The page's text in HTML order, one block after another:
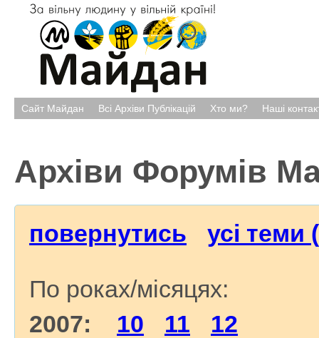
Сайт Майдан Всі Архіви Публікацій Хто ми? Наші
Архіви Форумів
повернутись усі теми
По роках/місяцях:
2007: 10 11
12